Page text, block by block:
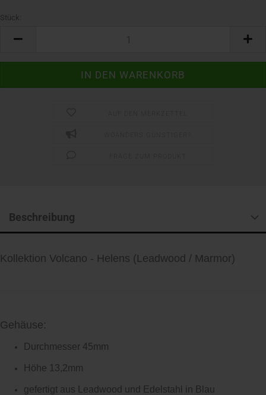
Stück:
Beschreibung
Kollektion Volcano - Helens (Leadwood / Marmor)
Gehäuse:
Durchmesser 45mm
Höhe 13,2mm
gefertigt aus Leadwood und Edelstahl in Blau